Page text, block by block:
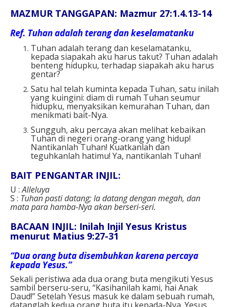
MAZMUR TANGGAPAN: Mazmur 27:1.4.13-14
Ref. Tuhan adalah terang dan keselamatanku
Tuhan adalah terang dan keselamatanku,
kepada siapakah aku harus takut? Tuhan adalah
benteng hidupku, terhadap siapakah aku harus
gentar?
Satu hal telah kuminta kepada Tuhan, satu inilah
yang kuingini: diam di rumah Tuhan seumur
hidupku, menyaksikan kemurahan Tuhan, dan
menikmati bait-Nya.
Sungguh, aku percaya akan melihat kebaikan
Tuhan di negeri orang-orang yang hidup!
Nantikanlah Tuhan! Kuatkanlah dan
teguhkanlah hatimu! Ya, nantikanlah Tuhan!
BAIT PENGANTAR INJIL:
U :Alleluya
S : Tuhan pasti datang; Ia datang dengan megah, dan
mata para hamba-Nya akan berseri-seri.
BACAAN INJIL: Inilah Injil Yesus Kristus
menurut Matius 9:27-31
“Dua orang buta disembuhkan karena percaya
kepada Yesus.”
Sekali peristiwa ada dua orang buta mengikuti Yesus
sambil berseru-seru, “Kasihanilah kami, hai Anak
Daud!” Setelah Yesus masuk ke dalam sebuah rumah,